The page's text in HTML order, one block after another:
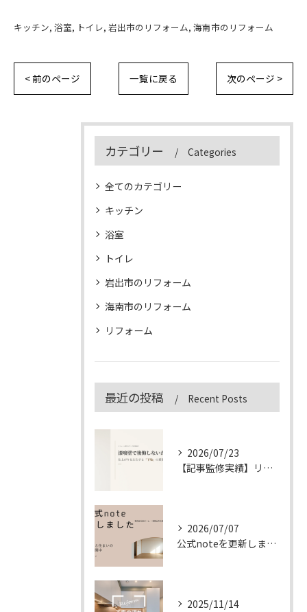
キッチン 浴室 トイレ 岩出市のリフォーム 海南市のリフォーム
< 前のページ 一覧に戻る 次のページ >
カテゴリー Categories
全てのカテゴリー
キッチン
浴室
トイレ
岩出市のリフォーム
海南市のリフォーム
リフォーム
最近の投稿 Recent Posts
2026/07/23
【記事監修実績】リフォーム専門メディア「&リフォーム」の漆喰壁記事を監修しました
2026/07/07
公式noteを更新しました
2025/11/14